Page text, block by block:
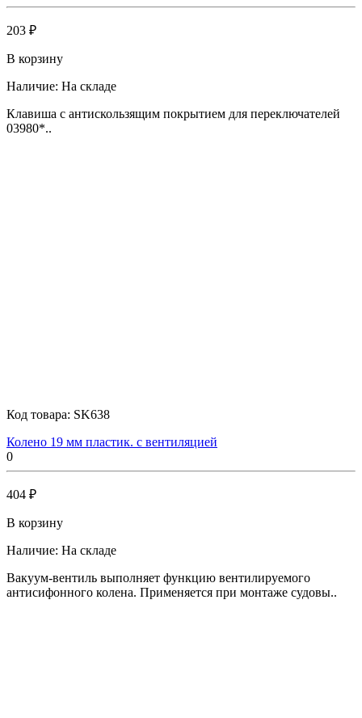
203 ₽
В корзину
Наличие: На складе
Клавиша с антискользящим покрытием для переключателей
03980*..
Код товара: SK638
Колено 19 мм пластик. с вентиляцией
0
404 ₽
В корзину
Наличие: На складе
Вакуум-вентиль выполняет функцию вентилируемого
антисифонного колена. Применяется при монтаже судовы..